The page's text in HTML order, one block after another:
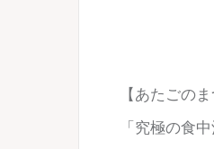
【あたごの
「究極の食